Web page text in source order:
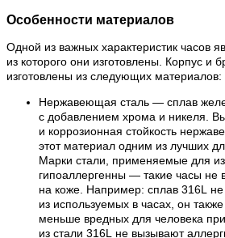
Особенности материалов
Одной из важных характеристик часов
из которого они изготовлены. Корпус и
изготовлены из следующих материалов:
Нержавеющая сталь — сплав
с добавлением хрома и никеля.
и коррозионная стойкость
этот материал одним из лучших
Марки стали, применяемые для
гипоаллергенны — такие часы не
на коже. Например: сплав 316L
из используемых в часах, он
меньше вредных для человека
из стали 316L не вызывают